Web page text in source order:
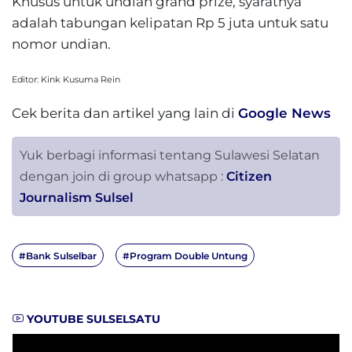
adalah tabungan kelipatan Rp 5 juta untuk satu
nomor undian.
Editor: Kink Kusuma Rein
Cek berita dan artikel yang lain di Google News
Yuk berbagi informasi tentang Sulawesi Selatan
dengan join di group whatsapp : Citizen
Journalism Sulsel
#Bank Sulselbar #Program Double Untung
YOUTUBE SULSELSATU